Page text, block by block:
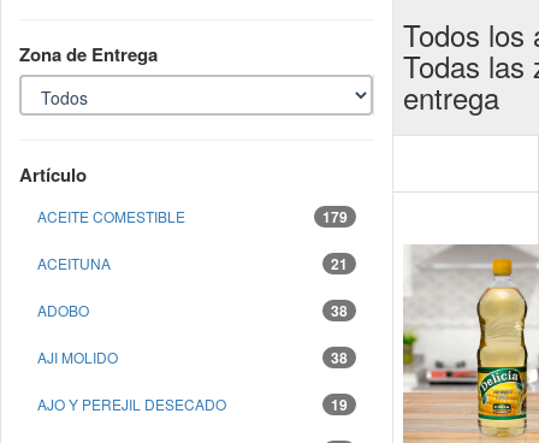
Zona de Entrega
Artículo
179
ACEITE COMESTIBLE
21
ACEITUNA
38
ADOBO
38
AJI MOLIDO
19
AJO Y PEREJIL DESECADO
Todos los
Todas las
entrega